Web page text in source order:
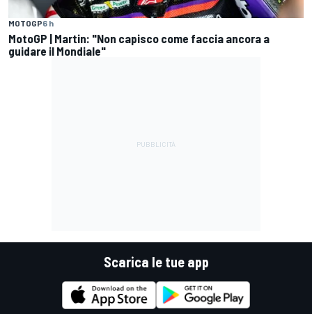
MOTOGP6 h
MotoGP | Martin: "Non capisco come faccia ancora a
guidare il Mondiale"
Scarica le tue app